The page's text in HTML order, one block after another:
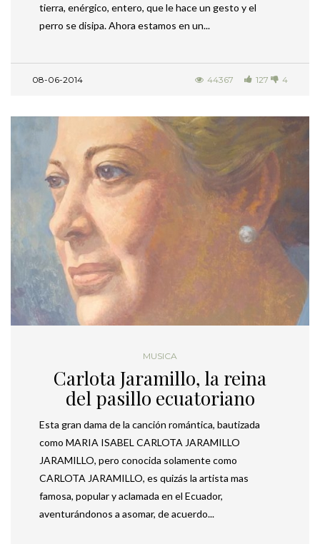
tierra, enérgico, entero, que le hace un gesto y el
perro se disipa. Ahora estamos en un...
08-06-2014 127 4
44367
MUSICA
Carlota Jaramillo, la reina
del pasillo ecuatoriano
Esta gran dama de la canción romántica, bautizada
como MARIA ISABEL CARLOTA JARAMILLO
JARAMILLO, pero conocida solamente como
CARLOTA JARAMILLO, es quizás la artista mas
famosa, popular y aclamada en el Ecuador,
aventurándonos a asomar, de acuerdo...